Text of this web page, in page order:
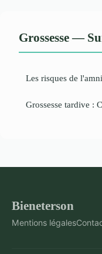
Grossesse —
Les risques de
Grossesse tardive :
Bieneterson
Mentions légales